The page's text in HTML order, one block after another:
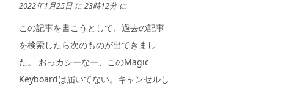
2022年1月25日 に 23時12分 に
この記事を書こうとして、過去の記事
を検索したら次のものが出てきまし
た。 おっカシーなー、このMagic
Keyboardは届いてない。キャンセルし